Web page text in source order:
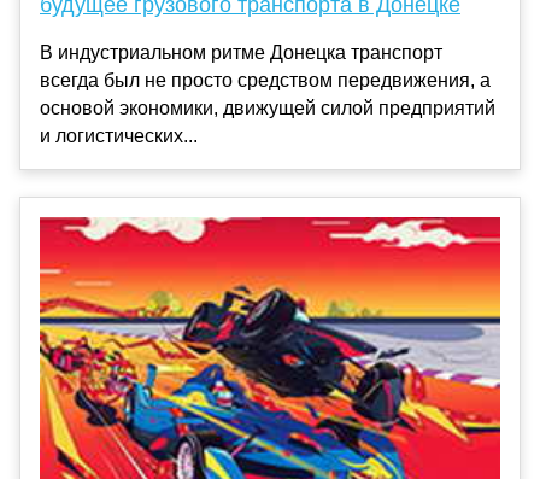
В индустриальном ритме Донецка транспорт
всегда был не просто средством передвижения, а
основой экономики, движущей силой предприятий
и логистических...